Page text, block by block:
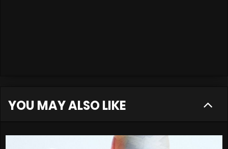
YOU MAY ALSO LIKE